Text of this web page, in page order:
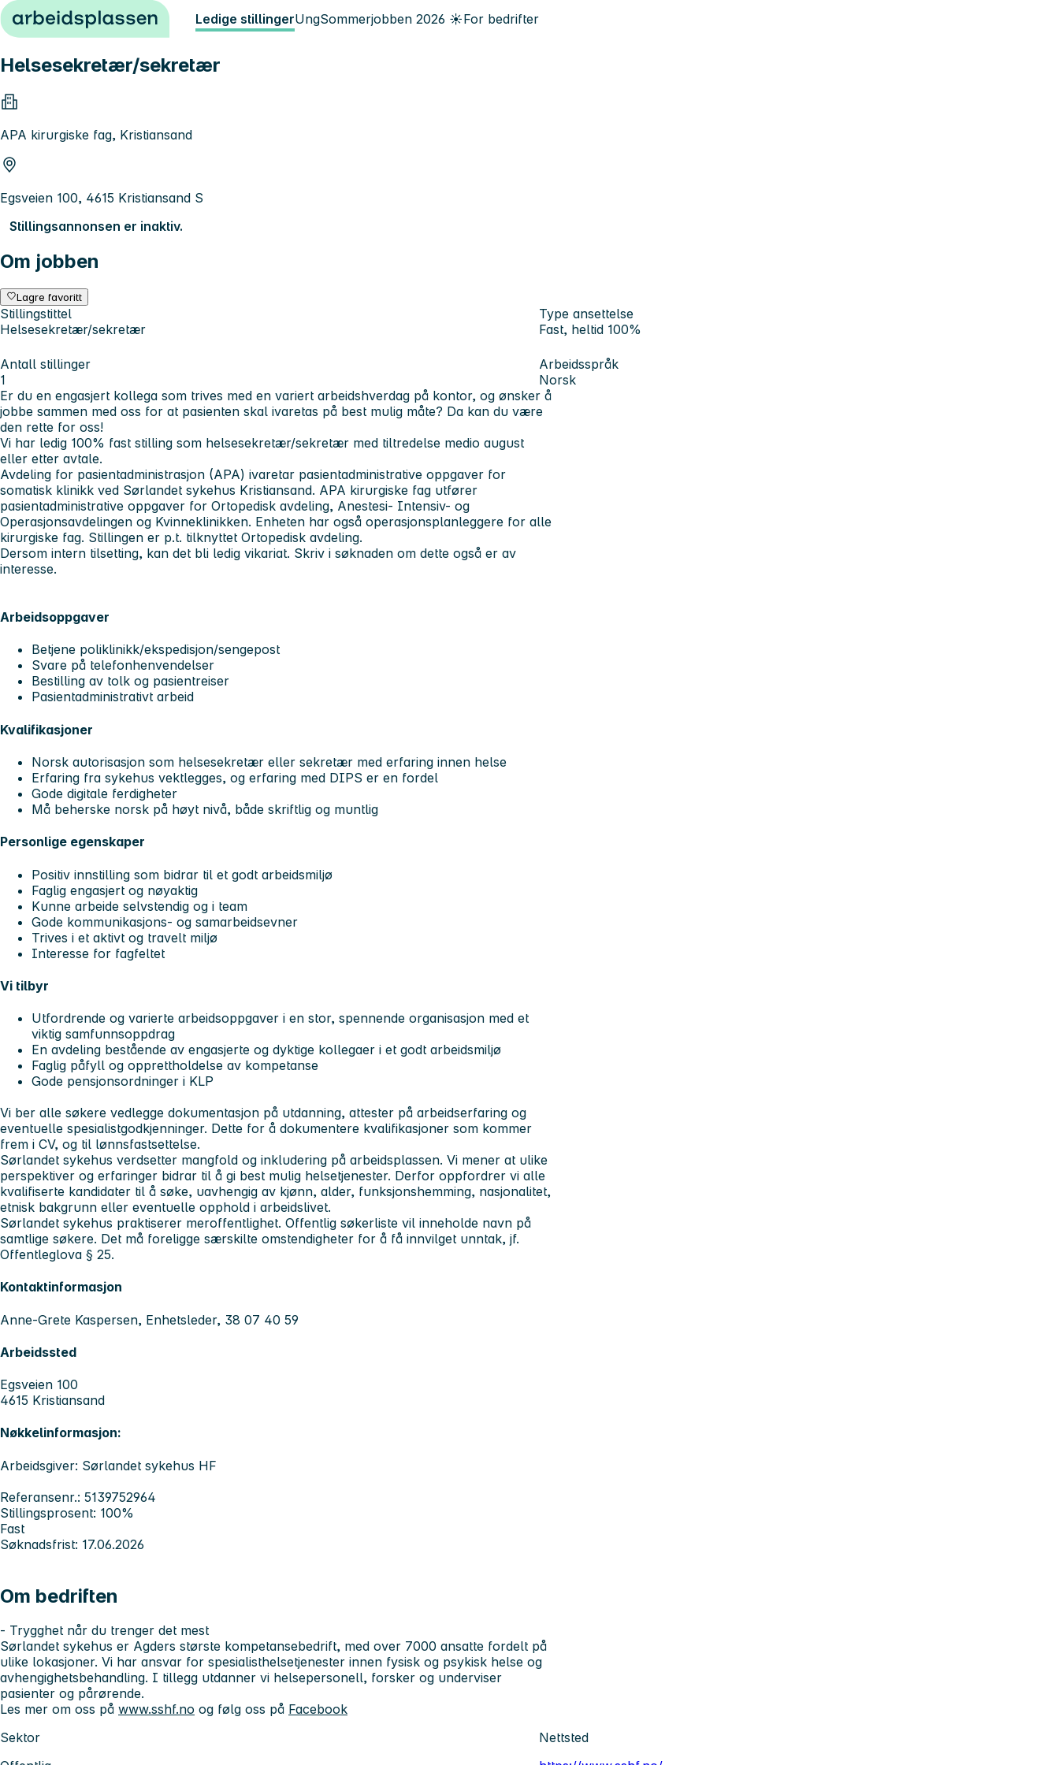
Hopp til innhold Ledige stillingerUngSommerjobben 2026 ☀️For bedrifter
Helsesekretær/sekretær
APA kirurgiske fag, Kristiansand
Egsveien 100, 4615 Kristiansand S
Stillingsannonsen er inaktiv.
Om jobben
Lagre favoritt
Stillingstittel
Helsesekretær/sekretær
Type ansettelse
Fast, heltid 100%
Antall stillinger
1
Arbeidsspråk
Norsk
Er du en engasjert kollega som trives med en variert arbeidshverdag på kontor, og ønsker å
jobbe sammen med oss for at pasienten skal ivaretas på best mulig måte? Da kan du være
den rette for oss!
Vi har ledig 100% fast stilling som helsesekretær/sekretær med tiltredelse medio august
eller etter avtale.
Avdeling for pasientadministrasjon (APA) ivaretar pasientadministrative oppgaver for
somatisk klinikk ved Sørlandet sykehus Kristiansand. APA kirurgiske fag utfører
pasientadministrative oppgaver for Ortopedisk avdeling, Anestesi- Intensiv- og
Operasjonsavdelingen og Kvinneklinikken. Enheten har også operasjonsplanleggere for alle
kirurgiske fag. Stillingen er p.t. tilknyttet Ortopedisk avdeling.
Dersom intern tilsetting, kan det bli ledig vikariat. Skriv i søknaden om dette også er av
interesse.
Arbeidsoppgaver
Betjene poliklinikk/ekspedisjon/sengepost
Svare på telefonhenvendelser
Bestilling av tolk og pasientreiser
Pasientadministrativt arbeid
Kvalifikasjoner
Norsk autorisasjon som helsesekretær eller sekretær med erfaring innen helse
Erfaring fra sykehus vektlegges, og erfaring med DIPS er en fordel
Gode digitale ferdigheter
Må beherske norsk på høyt nivå, både skriftlig og muntlig
Personlige egenskaper
Positiv innstilling som bidrar til et godt arbeidsmiljø
Faglig engasjert og nøyaktig
Kunne arbeide selvstendig og i team
Gode kommunikasjons- og samarbeidsevner
Trives i et aktivt og travelt miljø
Interesse for fagfeltet
Vi tilbyr
Utfordrende og varierte arbeidsoppgaver i en stor, spennende organisasjon med et
viktig samfunnsoppdrag
En avdeling bestående av engasjerte og dyktige kollegaer i et godt arbeidsmiljø
Faglig påfyll og opprettholdelse av kompetanse
Gode pensjonsordninger i KLP
Vi ber alle søkere vedlegge dokumentasjon på utdanning, attester på arbeidserfaring og
eventuelle spesialistgodkjenninger. Dette for å dokumentere kvalifikasjoner som kommer
frem i CV, og til lønnsfastsettelse.
Sørlandet sykehus verdsetter mangfold og inkludering på arbeidsplassen. Vi mener at ulike
perspektiver og erfaringer bidrar til å gi best mulig helsetjenester. Derfor oppfordrer vi alle
kvalifiserte kandidater til å søke, uavhengig av kjønn, alder, funksjonshemming, nasjonalitet,
etnisk bakgrunn eller eventuelle opphold i arbeidslivet.
Sørlandet sykehus praktiserer meroffentlighet. Offentlig søkerliste vil inneholde navn på
samtlige søkere. Det må foreligge særskilte omstendigheter for å få innvilget unntak, jf.
Offentleglova § 25.
Kontaktinformasjon
Anne-Grete Kaspersen, Enhetsleder, 38 07 40 59
Arbeidssted
Egsveien 100
4615 Kristiansand
Nøkkelinformasjon:
Arbeidsgiver: Sørlandet sykehus HF
Referansenr.: 5139752964
Stillingsprosent: 100%
Fast
Søknadsfrist: 17.06.2026
Om bedriften
- Trygghet når du trenger det mest
Sørlandet sykehus er Agders største kompetansebedrift, med over 7000 ansatte fordelt på
ulike lokasjoner. Vi har ansvar for spesialisthelsetjenester innen fysisk og psykisk helse og
avhengighetsbehandling. I tillegg utdanner vi helsepersonell, forsker og underviser
pasienter og pårørende.
Les mer om oss på www.sshf.no og følg oss på Facebook
Sektor
Nettsted